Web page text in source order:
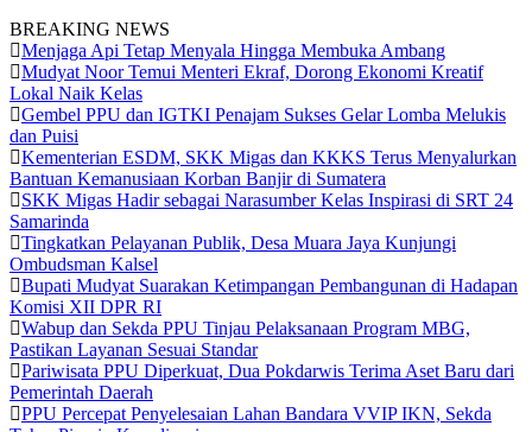
BREAKING NEWS
Menjaga Api Tetap Menyala Hingga Membuka Ambang
Mudyat Noor Temui Menteri Ekraf, Dorong Ekonomi Kreatif
Lokal Naik Kelas
Gembel PPU dan IGTKI Penajam Sukses Gelar Lomba Melukis
dan Puisi
Kementerian ESDM, SKK Migas dan KKKS Terus Menyalurkan
Bantuan Kemanusiaan Korban Banjir di Sumatera
SKK Migas Hadir sebagai Narasumber Kelas Inspirasi di SRT 24
Samarinda
Tingkatkan Pelayanan Publik, Desa Muara Jaya Kunjungi
Ombudsman Kalsel
Bupati Mudyat Suarakan Ketimpangan Pembangunan di Hadapan
Komisi XII DPR RI
Wabup dan Sekda PPU Tinjau Pelaksanaan Program MBG,
Pastikan Layanan Sesuai Standar
Pariwisata PPU Diperkuat, Dua Pokdarwis Terima Aset Baru dari
Pemerintah Daerah
PPU Percepat Penyelesaian Lahan Bandara VVIP IKN, Sekda